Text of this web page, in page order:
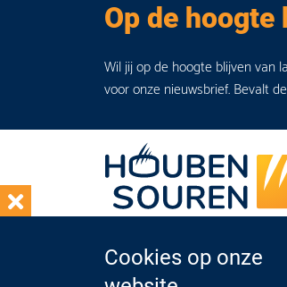
Op de
Wil jij op de hoogte blijven van
voor onze nieuwsbrief. Bevalt
Cookies op onze